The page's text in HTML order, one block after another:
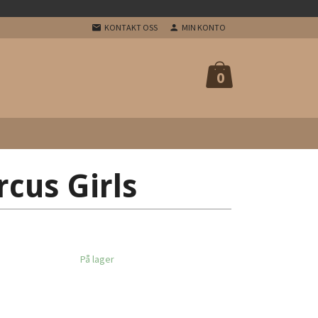
KONTAKT OSS MIN KONTO
0
Girls
På lager